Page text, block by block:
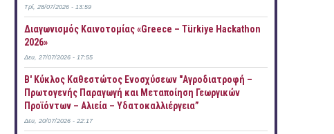
Τρί, 28/07/2026 - 13:59
Διαγωνισμός Καινοτομίας «Greece – Türkiye Hackathon
2026»
Δευ, 27/07/2026 - 17:55
B' Κύκλος Καθεστώτος Ενοσχύσεων "Αγροδιατροφή –
Πρωτογενής Παραγωγή και Μεταποίηση Γεωργικών
Προϊόντων – Αλιεία – Υδατοκαλλιέργεια”
Δευ, 20/07/2026 - 22:17